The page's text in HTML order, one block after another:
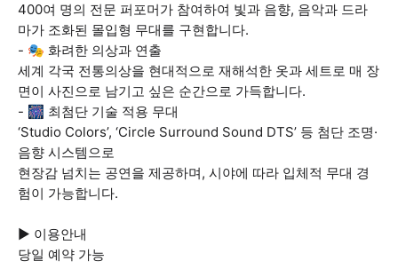
400여 명의 전문 퍼포머가 참여하여 빛과 음향, 음악과 드라
마가 조화된 몰입형 무대를 구현합니다.
- 🎭 화려한 의상과 연출
세계 각국 전통의상을 현대적으로 재해석한 옷과 세트로 매 장
면이 사진으로 남기고 싶은 순간으로 가득합니다.
- 🎆 최첨단 기술 적용 무대
‘Studio Colors’, ‘Circle Surround Sound DTS’ 등 첨단 조명·
음향 시스템으로
현장감 넘치는 공연을 제공하며, 시야에 따라 입체적 무대 경
험이 가능합니다.
▶ 이용안내
당일 예약 가능